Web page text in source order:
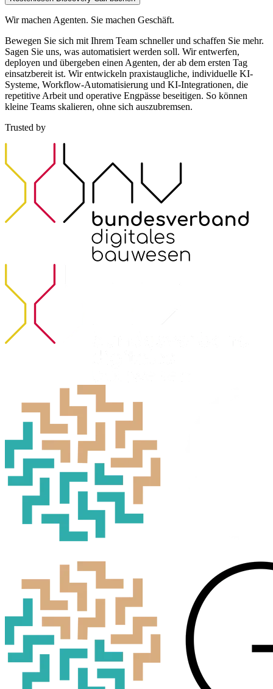
Wir machen Agenten. Sie machen Geschäft.
Bewegen Sie sich mit Ihrem Team schneller und schaffen Sie mehr.
Sagen Sie uns, was automatisiert werden soll. Wir entwerfen,
deployen und übergeben einen Agenten, der ab dem ersten Tag
einsatzbereit ist. Wir entwickeln praxistaugliche, individuelle KI-
Systeme, Workflow-Automatisierung und KI-Integrationen, die
repetitive Arbeit und operative Engpässe beseitigen. So können
kleine Teams skalieren, ohne sich auszubremsen.
Trusted by